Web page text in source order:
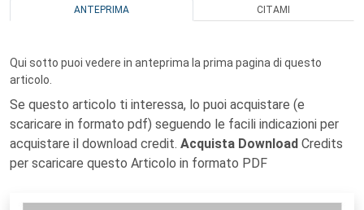
ANTEPRIMA CITAMI
Qui sotto puoi vedere in anteprima la prima pagina di questo
articolo.
Se questo articolo ti interessa, lo puoi acquistare (e
scaricare in formato pdf) seguendo le facili indicazioni per
acquistare il download credit. Acquista Download Credits
per scaricare questo Articolo in formato PDF